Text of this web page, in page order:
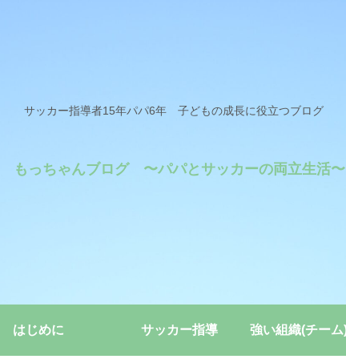
サッカー指導者15年パパ6年 子どもの成長に役立つブログ
もっちゃんブログ 〜パパとサッカーの両立生活〜
はじめに サッカー指導